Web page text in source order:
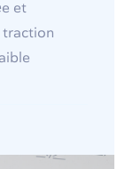
et
traction